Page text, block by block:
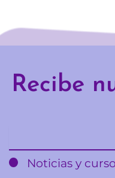
Recibe
Noticias y